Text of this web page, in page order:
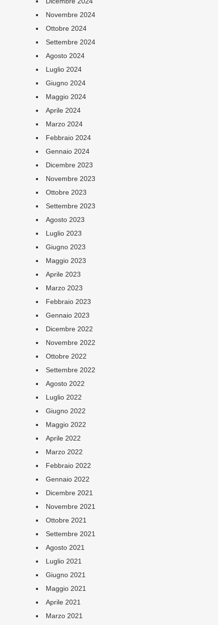
Novembre 2024
Ottobre 2024
Settembre 2024
Agosto 2024
Luglio 2024
Giugno 2024
Maggio 2024
Aprile 2024
Marzo 2024
Febbraio 2024
Gennaio 2024
Dicembre 2023
Novembre 2023
Ottobre 2023
Settembre 2023
Agosto 2023
Luglio 2023
Giugno 2023
Maggio 2023
Aprile 2023
Marzo 2023
Febbraio 2023
Gennaio 2023
Dicembre 2022
Novembre 2022
Ottobre 2022
Settembre 2022
Agosto 2022
Luglio 2022
Giugno 2022
Maggio 2022
Aprile 2022
Marzo 2022
Febbraio 2022
Gennaio 2022
Dicembre 2021
Novembre 2021
Ottobre 2021
Settembre 2021
Agosto 2021
Luglio 2021
Giugno 2021
Maggio 2021
Aprile 2021
Marzo 2021